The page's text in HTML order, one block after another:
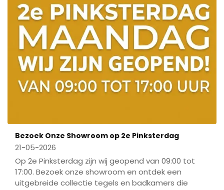
Bezoek Onze Showroom op 2e Pinksterdag
21-05-2026
Op 2e Pinksterdag zijn wij geopend van 09:00 tot
17:00. Bezoek onze showroom en ontdek een
uitgebreide collectie tegels en badkamers die